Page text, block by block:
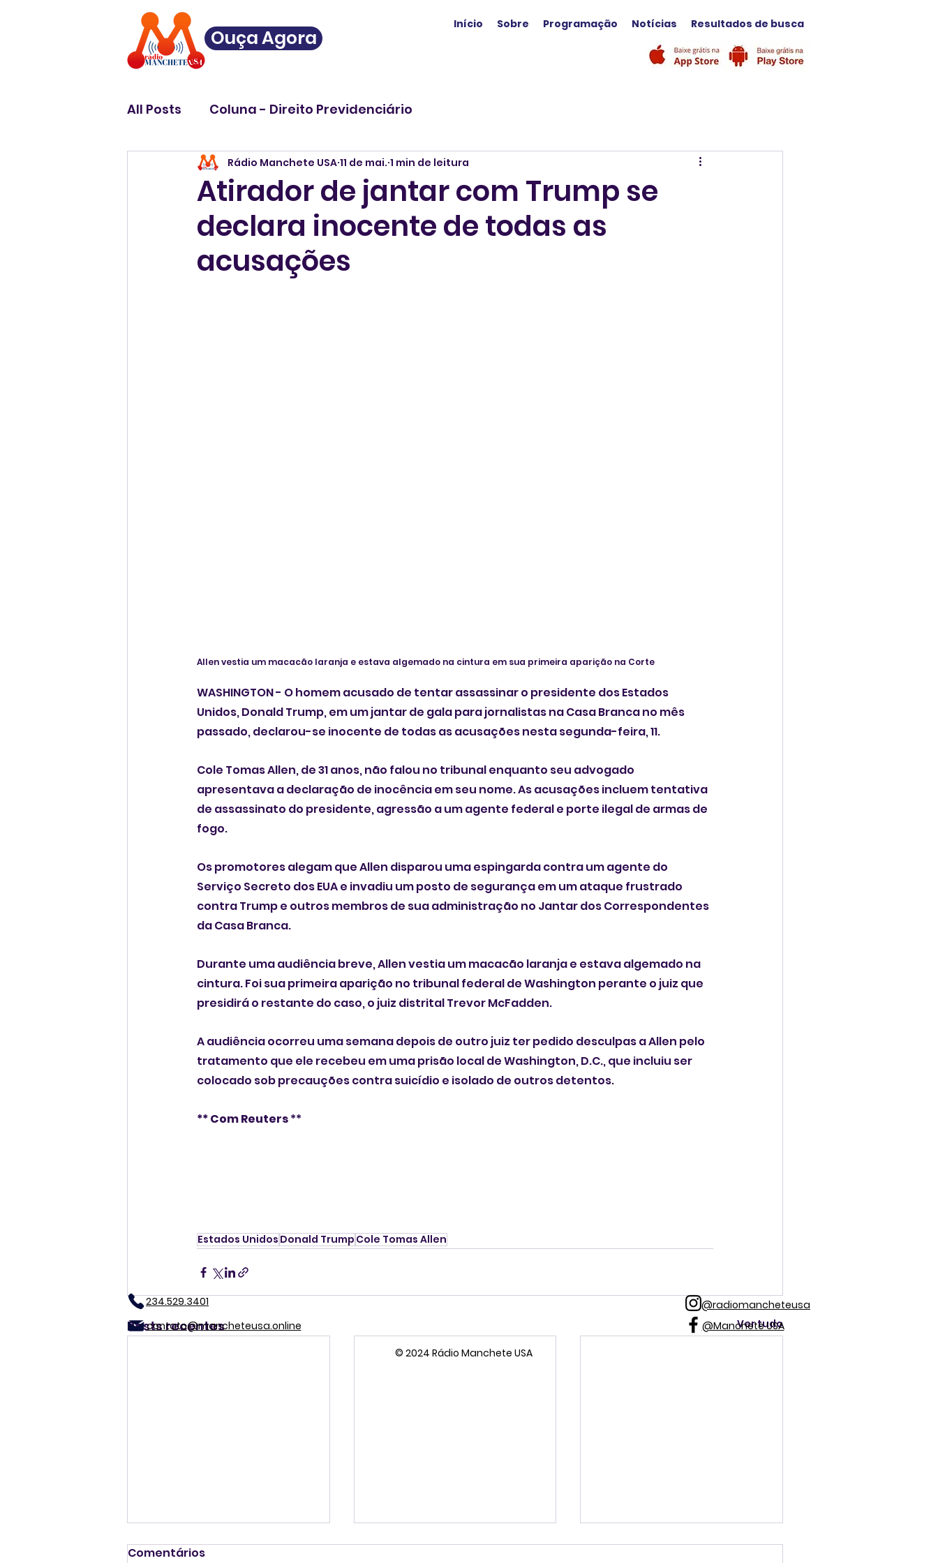
Ouça Agora
Início Sobre Programação Notícias Resultados de busca
All Posts Coluna - Direito Previdenciário
Atirador de jantar com Trump se
declara inocente de todas as
acusações
Rádio Manchete USA 11 de mai. 1 min de leitura
Allen vestia um macacão laranja e estava algemado na cintura em sua primeira aparição na Corte
WASHINGTON - O homem acusado de tentar assassinar o presidente dos Estados
Unidos, Donald Trump, em um jantar de gala para jornalistas na Casa Branca no mês
passado, declarou-se inocente de todas as acusações nesta segunda-feira, 11.
Cole Tomas Allen, de 31 anos, não falou no tribunal enquanto seu advogado
apresentava a declaração de inocência em seu nome. As acusações incluem tentativa
de assassinato do presidente, agressão a um agente federal e porte ilegal de armas de
fogo.
Os promotores alegam que Allen disparou uma espingarda contra um agente do
Serviço Secreto dos EUA e invadiu um posto de segurança em um ataque frustrado
contra Trump e outros membros de sua administração no Jantar dos Correspondentes
da Casa Branca.
Durante uma audiência breve, Allen vestia um macacão laranja e estava algemado na
cintura. Foi sua primeira aparição no tribunal federal de Washington perante o juiz que
presidirá o restante do caso, o juiz distrital Trevor McFadden.
A audiência ocorreu uma semana depois de outro juiz ter pedido desculpas a Allen pelo
tratamento que ele recebeu em uma prisão local de Washington, D.C., que incluiu ser
colocado sob precauções contra suicídio e isolado de outros detentos.
** Com Reuters **
Estados Unidos Donald Trump Cole Tomas Allen
Posts recentes Ver tudo
Comentários
234.529.3401
contato@mancheteusa.online
@radiomancheteusa
@Manchete USA
© 2024 Rádio Manchete USA